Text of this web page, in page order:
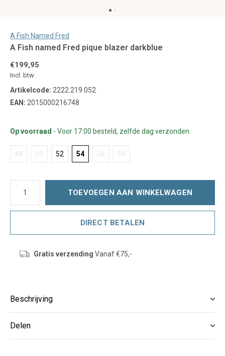
A Fish Named Fred
A Fish named Fred pique blazer darkblue
€199,95
Incl. btw
Artikelcode: 2222.219.052
EAN: 2015000216748
Op voorraad - Voor 17:00 besteld, zelfde dag verzonden.
48 50 52 54 56 58
TOEVOEGEN AAN WINKELWAGEN
DIRECT BETALEN
Gratis verzending Vanaf €75,-
Beschrijving
Delen